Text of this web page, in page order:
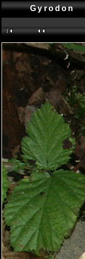
Gyrodon